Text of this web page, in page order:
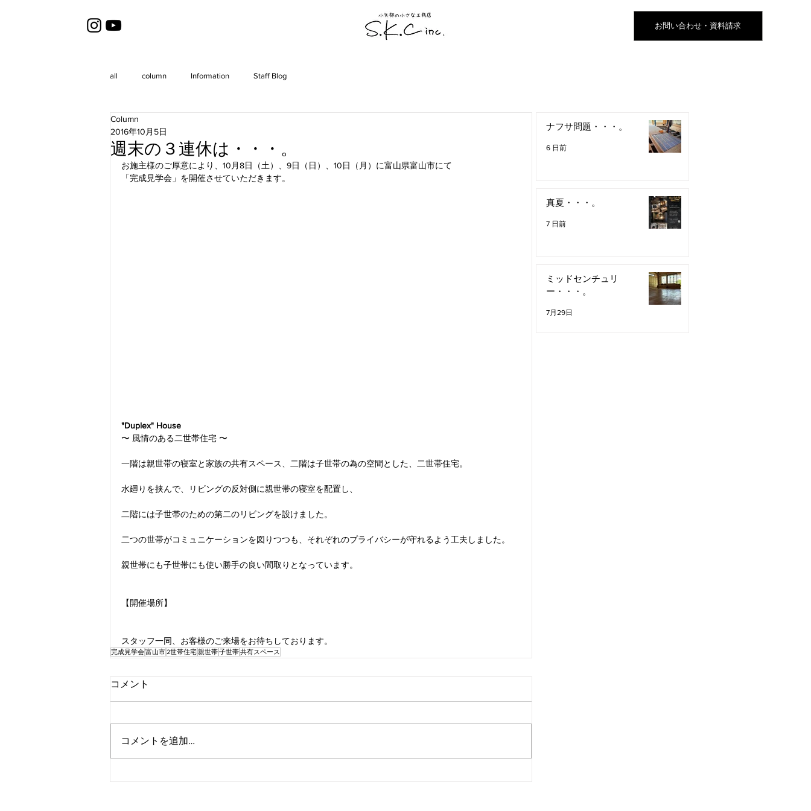
お問い合わせ・資料請求
all column Information Staff Blog
週末の３連休は・・・。
Column
2016年10月5日
お施主様のご厚意により、10月8日（土）、9日（日）、10日（月）に富山県富山市にて
「完成見学会」を開催させていただきます。
"Duplex" House
〜 風情のある二世帯住宅 〜
一階は親世帯の寝室と家族の共有スペース、二階は子世帯の為の空間とした、二世帯住宅。
水廻りを挟んで、リビングの反対側に親世帯の寝室を配置し、
二階には子世帯のための第二のリビングを設けました。
二つの世帯がコミュニケーションを図りつつも、それぞれのプライバシーが守れるよう工夫しました。
親世帯にも子世帯にも使い勝手の良い間取りとなっています。
【開催場所】
スタッフ一同、お客様のご来場をお待ちしております。
完成見学会富山市2世帯住宅親世帯子世帯共有スペース
コメント
コメントを追加…
ナフサ問題・・・。
6 日前
真夏・・・。
7 日前
ミッドセンチュリ
ー・・・。
7月29日